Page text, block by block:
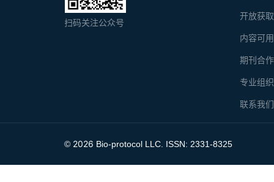
开放获
内容可
期刊合
专业组
联系我们
扫码关注公众号
© 2026 Bio-protocol LLC. ISSN: 2331-8325